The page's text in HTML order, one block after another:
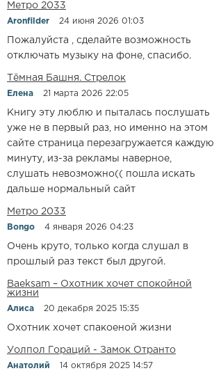
Метро 2033
Aronfilder 24 июня 2026 01:03
Пожалуйста , сделайте возможность
отключать музыку на фоне, спасибо.
​​Тёмная Башня. Стрелок
Елена 21 марта 2026 22:05
Книгу эту люблю и пыталась послушать
уже не в первый раз, но именно на этом
сайте страница перезагружается каждую
минуту, из-за рекламы наверное,
слушать невозможно(( пошла искать
дальше нормальный сайт
Метро 2033
Bongo 4 января 2026 04:23
Очень круто, только когда слушал в
прошлый раз текст был другой.
Baeksam – Охотник хочет спокойной
жизни
Алиса 20 декабря 2025 15:35
Охотник хочет спакоеной жизни
Уолпол Гораций - Замок Отранто
Анатолий 14 октября 2025 14:57